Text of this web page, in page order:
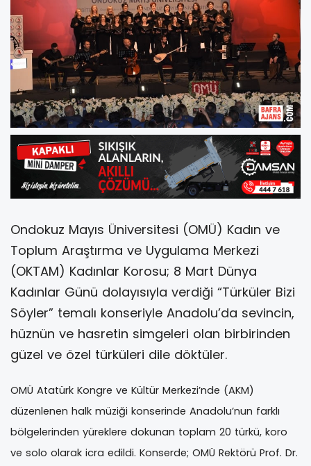
Ondokuz Mayıs Üniversitesi (OMÜ) Kadın ve
Toplum Araştırma ve Uygulama Merkezi
(OKTAM) Kadınlar Korosu; 8 Mart Dünya
Kadınlar Günü dolayısıyla verdiği “Türküler Bizi
Söyler” temalı konseriyle Anadolu’da sevincin,
hüznün ve hasretin simgeleri olan birbirinden
güzel ve özel türküleri dile döktüler.
OMÜ Atatürk Kongre ve Kültür Merkezi’nde (AKM)
düzenlenen halk müziği konserinde Anadolu’nun farklı
bölgelerinden yüreklere dokunan toplam 20 türkü, koro
ve solo olarak icra edildi. Konserde; OMÜ Rektörü Prof. Dr.